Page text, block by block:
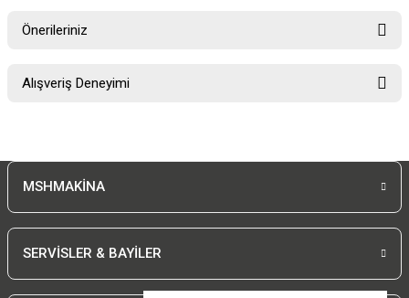
Önerileriniz
yetersiz gördüğünüz noktaları öneri formunu kullanarak tarafımıza
Ürün fiyatı diğer sitelerden daha pahalı.
Alışveriş Deneyimi
Deneyimini Paylaş
MSHMAKİNA
SERVİSLER & BAYİLER